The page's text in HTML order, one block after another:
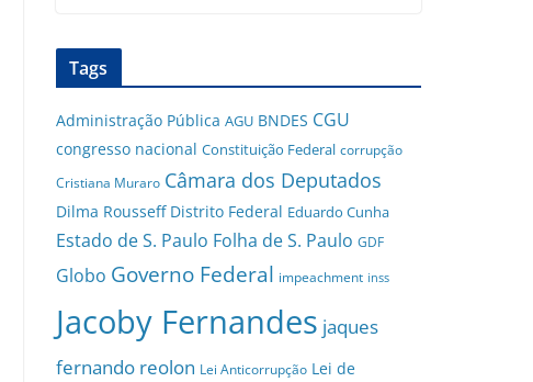
Tags
Administração Pública AGU BNDES CGU
congresso nacional Constituição Federal corrupção
Cristiana Muraro Câmara dos Deputados
Dilma Rousseff Distrito Federal Eduardo Cunha
Estado de S. Paulo Folha de S. Paulo GDF
Globo Governo Federal impeachment inss
Jacoby Fernandes jaques
fernando reolon Lei Anticorrupção Lei de